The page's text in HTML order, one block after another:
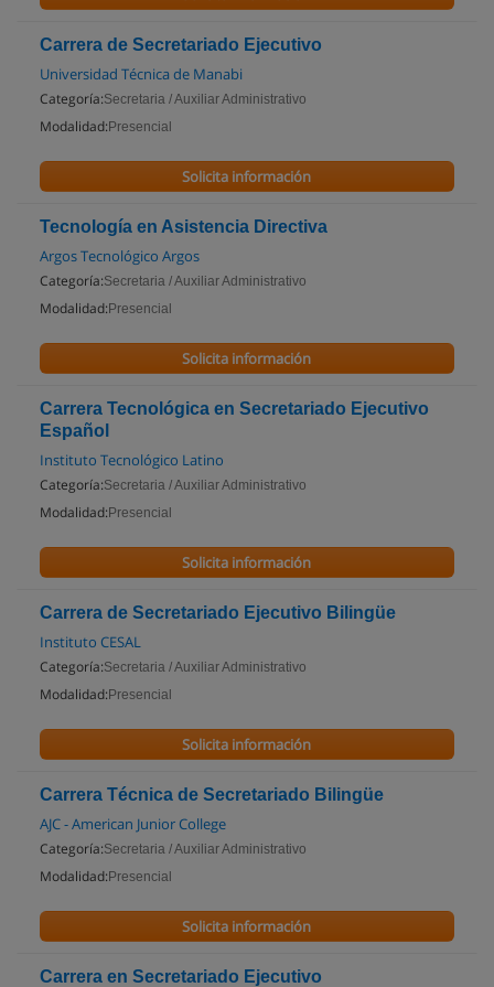
Carrera de Secretariado Ejecutivo
Universidad Técnica de Manabi
Categoría:Secretaria / Auxiliar Administrativo
Modalidad: Presencial
Solicita información
Tecnología en Asistencia Directiva
Argos Tecnológico Argos
Categoría:Secretaria / Auxiliar Administrativo
Modalidad: Presencial
Solicita información
Carrera Tecnológica en Secretariado Ejecutivo
Español
Instituto Tecnológico Latino
Categoría:Secretaria / Auxiliar Administrativo
Modalidad: Presencial
Solicita información
Carrera de Secretariado Ejecutivo Bilingüe
Instituto CESAL
Categoría:Secretaria / Auxiliar Administrativo
Modalidad: Presencial
Solicita información
Carrera Técnica de Secretariado Bilingüe
AJC - American Junior College
Categoría:Secretaria / Auxiliar Administrativo
Modalidad: Presencial
Solicita información
Carrera en Secretariado Ejecutivo